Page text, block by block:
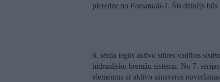
pieredze no Forumula-1. Šis dzinējs
6. sērija iegūs aktīvo stūres vadības
hidraulisko bremžu sistēmu. No 7.
elementus ar aktīvo sānsveres